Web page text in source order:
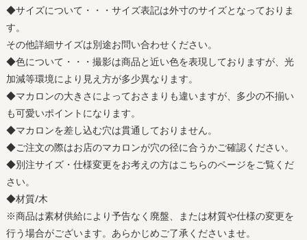
◆サイズについて・・・サイズ表記は外寸のサイズとなっておりま
す。
その他詳細サイズは別途お問い合わせください。
◆色について・・・撮影は商品と近い色を表現しておりますが、光
加減等環境により見え方が多少異なります。
◆マカロンの大きさによっておさまりも違いますが、多少の不揃い
も可愛いポイントになります。
◆マカロンを差し込む穴は貫通しておりません。
◆ご注文の際はお店のマカロンが穴の径に合うかご確認ください。
◆別注サイズ・仕様変更をお考えの方はこちらのページをご覧くだ
さい。
◆材質/木
※商品は素材供給により予告なく廃盤、または材質や仕様の変更を
行う場合がございます。あらかじめご了承くださいませ。